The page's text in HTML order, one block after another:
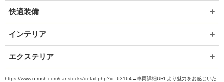
快適装備
インテリア
エクステリア
https://www.o-rush.com/car-stocks/detail.php?id=63164←車両詳細URLより魅力をお感じいた